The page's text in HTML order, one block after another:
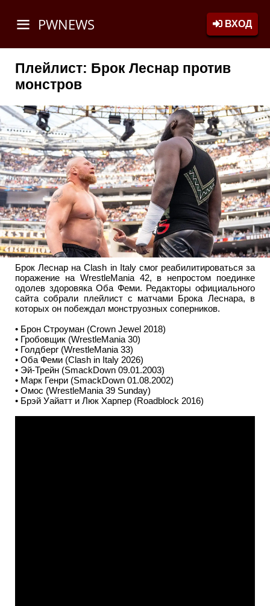
PWNEWS ВХОД
Плейлист: Брок Леснар против
монстров
Брок Леснар на Clash in Italy смог реабилитироваться за
поражение на WrestleMania 42, в непростом поединке
одолев здоровяка Оба Феми. Редакторы официального
сайта собрали плейлист с матчами Брока Леснара, в
которых он побеждал монструозных соперников.
• Брон Строуман (Crown Jewel 2018)
• Гробовщик (WrestleMania 30)
• Голдберг (WrestleMania 33)
• Оба Феми (Clash in Italy 2026)
• Эй-Трейн (SmackDown 09.01.2003)
• Марк Генри (SmackDown 01.08.2002)
• Омос (WrestleMania 39 Sunday)
• Брэй Уайатт и Люк Харпер (Roadblock 2016)